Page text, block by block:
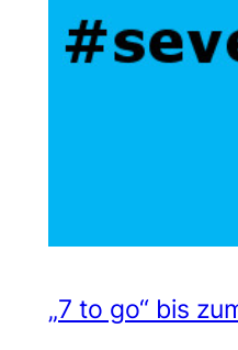
„7 to go“ bis